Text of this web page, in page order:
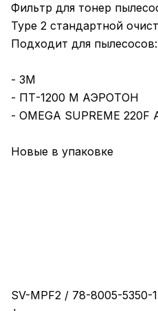
Фильтр для тонер
Type 2 стандартной
Подходит для пылесосов:
- 3M
- ПТ-1200 М АЭРОТОН
- OMEGA SUPREME 220F
Новые в упаковке
SV-MPF2 / 78-8005-5350-